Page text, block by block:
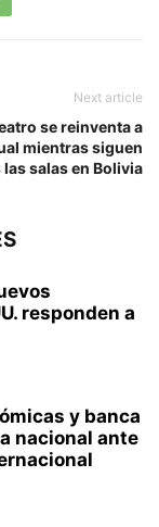
Next article
se reinventa a
mientras siguen
salas en Bolivia
responden a
y banca
nacional ante